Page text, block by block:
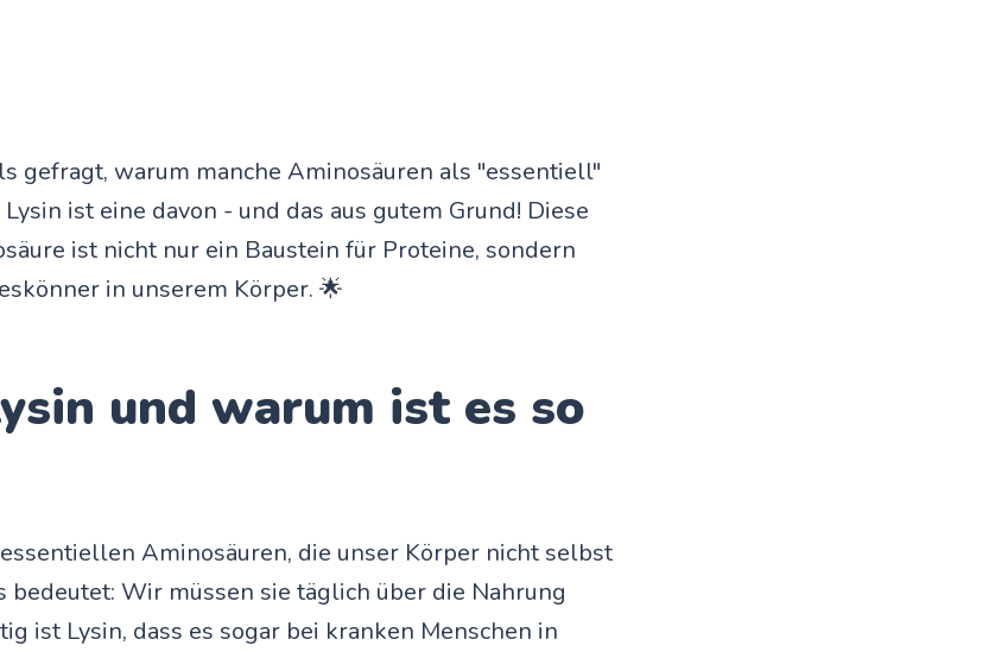
gefragt, warum manche Aminosäuren als "essentiell"
ist eine davon - und das aus gutem Grund! Diese
ist nicht nur ein Baustein für Proteine, sondern
in unserem Körper. 🌟
und warum ist es so
Aminosäuren, die unser Körper nicht selbst
bedeutet: Wir müssen sie täglich über die Nahrung
ist Lysin, dass es sogar bei kranken Menschen in